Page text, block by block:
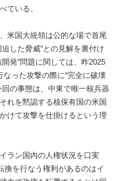
ている。
米国大統領は公的な場で首尾
した脅威”との見解を裏付け
発”問題に関しては、昨2025
った攻撃の際に“完全に破壊
の事態は、中東で唯一核兵器
れを黙認する核保有国の米国
けて攻撃を仕掛けるという理
ラン国内の人権状況を口実
換を行なう権利があるのはイ